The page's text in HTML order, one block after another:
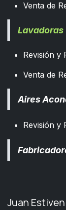
Venta de
Lavadoras
Revisión y
Venta de
Aires
Revisión y
Juan